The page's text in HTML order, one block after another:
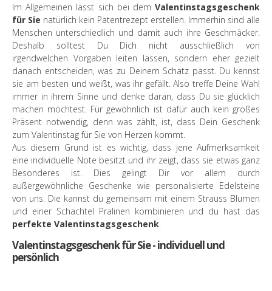
Im Allgemeinen lässt sich bei dem Valentinstagsgeschenk
für Sie natürlich kein Patentrezept erstellen. Immerhin sind alle
Menschen unterschiedlich und damit auch ihre Geschmäcker.
Deshalb solltest Du Dich nicht ausschließlich von
irgendwelchen Vorgaben leiten lassen, sondern eher gezielt
danach entscheiden, was zu Deinem Schatz passt. Du kennst
sie am besten und weißt, was ihr gefällt. Also treffe Deine Wahl
immer in ihrem Sinne und denke daran, dass Du sie glücklich
machen möchtest. Für gewöhnlich ist dafür auch kein großes
Präsent notwendig, denn was zählt, ist, dass Dein Geschenk
zum Valentinstag für Sie von Herzen kommt.
Aus diesem Grund ist es wichtig, dass jene Aufmerksamkeit
eine individuelle Note besitzt und ihr zeigt, dass sie etwas ganz
Besonderes ist. Dies gelingt Dir vor allem durch
außergewöhnliche Geschenke wie personalisierte Edelsteine
von uns. Die kannst du gemeinsam mit einem Strauss Blumen
und einer Schachtel Pralinen kombinieren und du hast das
perfekte Valentinstagsgeschenk
Valentinstagsgeschenk für Sie - individuell und
persönlich